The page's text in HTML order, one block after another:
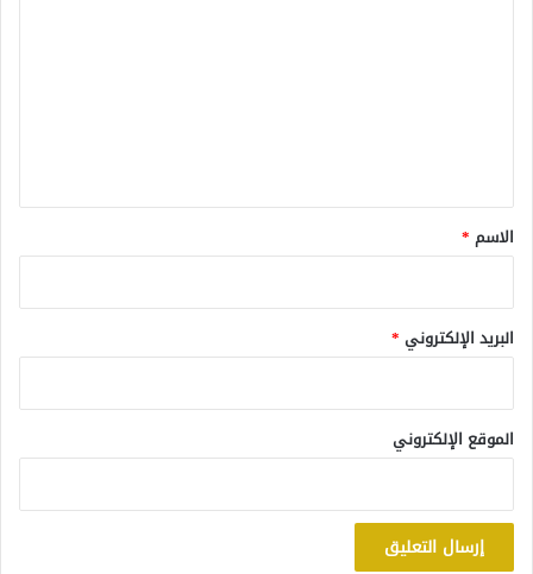
*
الاسم *
البريد الإلكتروني *
الموقع الإلكتروني